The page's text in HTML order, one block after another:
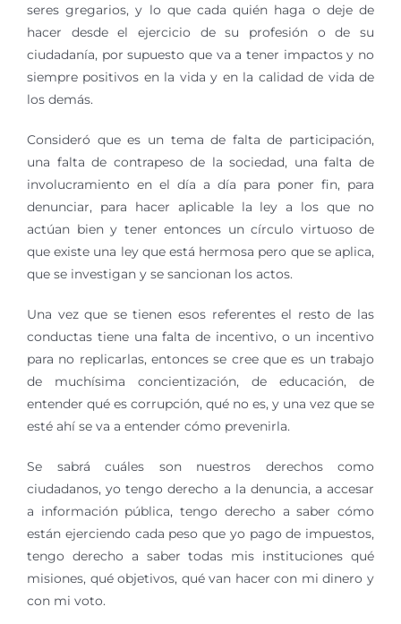
seres gregarios, y lo que cada quién haga o deje de
hacer desde el ejercicio de su profesión o de su
ciudadanía, por supuesto que va a tener impactos y no
siempre positivos en la vida y en la calidad de vida de
los demás.
Consideró que es un tema de falta de participación,
una falta de contrapeso de la sociedad, una falta de
involucramiento en el día a día para poner fin, para
denunciar, para hacer aplicable la ley a los que no
actúan bien y tener entonces un círculo virtuoso de
que existe una ley que está hermosa pero que se aplica,
que se investigan y se sancionan los actos.
Una vez que se tienen esos referentes el resto de las
conductas tiene una falta de incentivo, o un incentivo
para no replicarlas, entonces se cree que es un trabajo
de muchísima concientización, de educación, de
entender qué es corrupción, qué no es, y una vez que se
esté ahí se va a entender cómo prevenirla.
Se sabrá cuáles son nuestros derechos como
ciudadanos, yo tengo derecho a la denuncia, a accesar
a información pública, tengo derecho a saber cómo
están ejerciendo cada peso que yo pago de impuestos,
tengo derecho a saber todas mis instituciones qué
misiones, qué objetivos, qué van hacer con mi dinero y
con mi voto.